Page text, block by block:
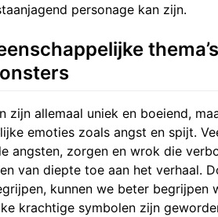
personage kan zijn.
zijn allemaal uniek en boeiend,
emoties zoals angst en spijt.
angsten, zorgen en wrok die
van diepte toe aan het verhaal.
kunnen we beter begrijpen
krachtige symbolen zijn